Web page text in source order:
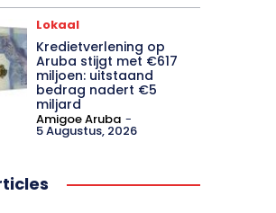
Lokaal
Kredietverlening op
Aruba stijgt met €617
miljoen: uitstaand
bedrag nadert €5
miljard
Amigoe Aruba -
5 Augustus, 2026